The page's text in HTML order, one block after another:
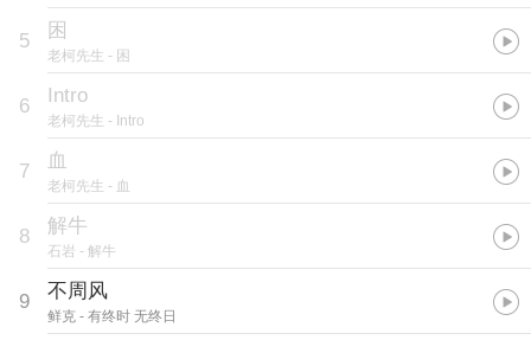
5 困
老柯先生 - 困
6 Intro
老柯先生 - Intro
7 血
老柯先生 - 血
8 解牛
石岩 - 解牛
9 不周风
鲜克 - 有终时 无终日